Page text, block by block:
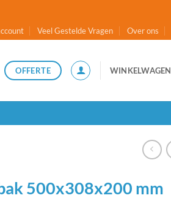
Veel Gestelde Vragen Over ons
OFFERTE WINKELWAGEN
500x308x200 mm